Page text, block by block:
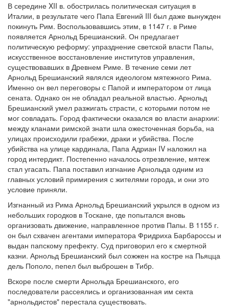
В середине XII в. обострилась политическая ситуация в
Италии, в результате чего Папа Евгений III был даже вынужден
покинуть Рим. Воспользовавшись этим, в 1147 г. в Риме
появляется Арнольд Брешианский. Он предлагает
политическую реформу: упразднение светской власти Папы,
искусственное восстановление институтов управления,
существовавших в Древнем Риме. В течение семи лет
Арнольд Брешианский являлся идеологом мятежного Рима.
Именно он вел переговоры с Папой и императором от лица
сената. Однако он не обладал реальной властью. Арнольд
Брешианский умел разжигать страсти, с которыми потом не
мог совладать. Город фактически оказался во власти анархии:
между кланами римской знати шла ожесточенная борьба, на
улицах происходили грабежи, драки и убийства. После
убийства на улице кардинала, Папа Адриан IV наложил на
город интердикт. Постепенно началось отрезвление, мятеж
стал угасать. Папа поставил изгнание Арнольда одним из
главных условий примирения с жителями города, и они это
условие приняли.
Изгнанный из Рима Арнольд Брешианский укрылся в одном из
небольших городков в Тоскане, где попытался вновь
организовать движение, направленное против Папы. В 1155 г.
он был схвачен агентами императора Фридриха Барбароссы и
выдан папскому префекту. Суд приговорил его к смертной
казни. Арнольд Брешианский был сожжен на костре на Пьяцца
дель Пополо, пепел был выброшен в Тибр.
Вскоре после смерти Арнольда Брешианского, его
последователи рассеялись и организованная им секта
"арнольдистов" перестала существовать.